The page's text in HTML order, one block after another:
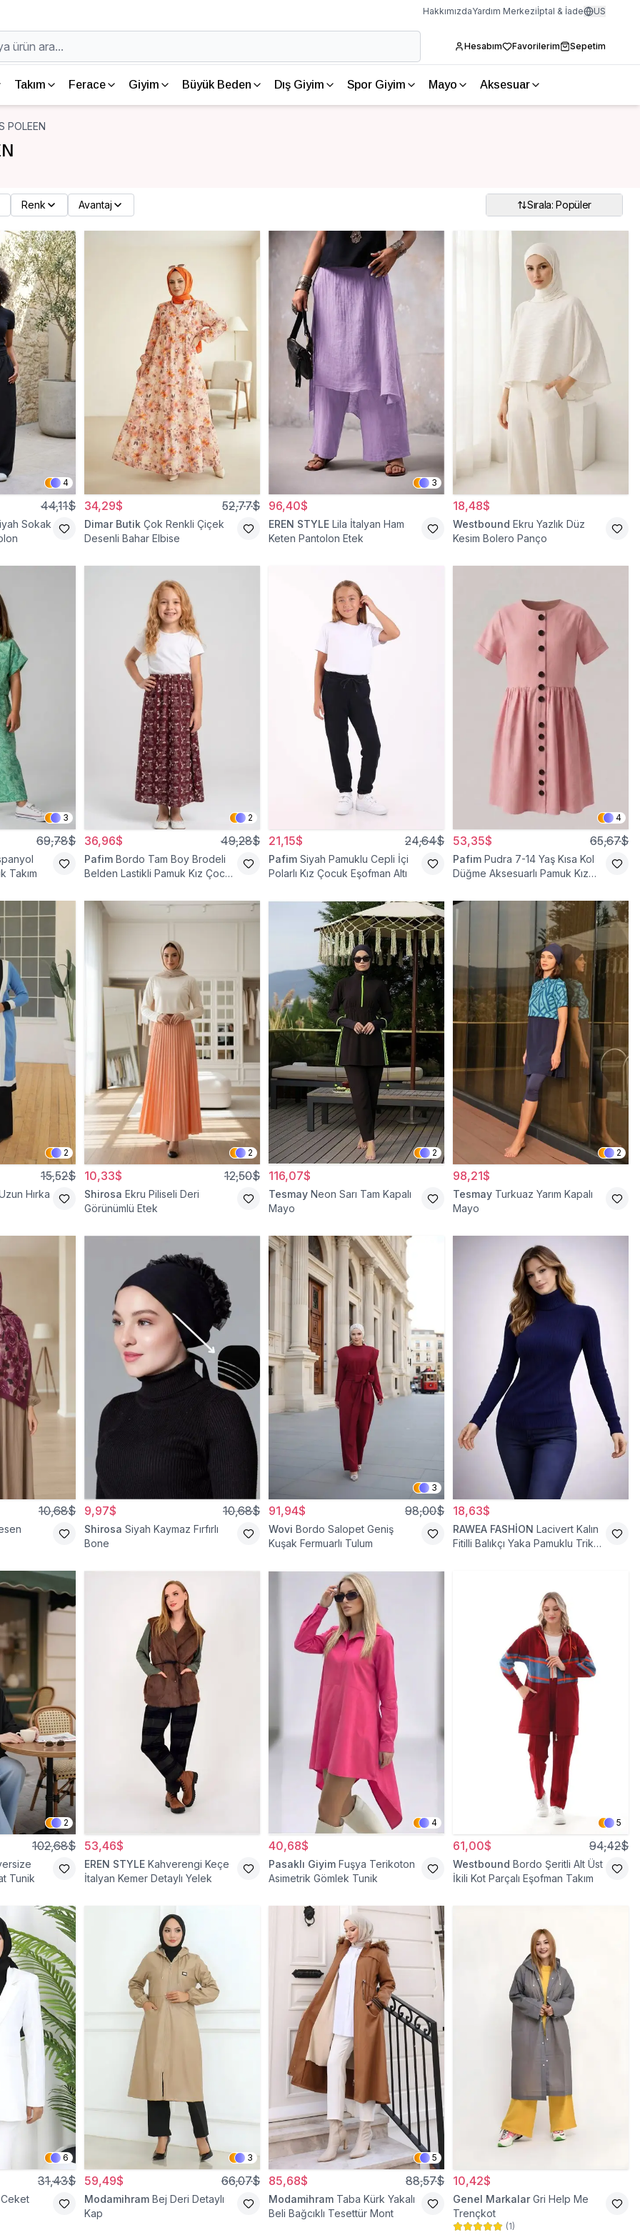
HakkımızdaYardım Merkeziİptal & İade US
Hesabım Favorilerim Sepetim
Takım Ferace Giyim Büyük Beden Dış Giyim Spor Giyim Mayo Aksesuar
POLEEN
Renk Avantaj Sırala: Popüler
4
44,11$
Sokak
34,29$ 52,77$
Dimar Butik Çok Renkli Çiçek
Desenli Bahar Elbise
3
96,40$
EREN STYLE Lila İtalyan Ham
Keten Pantolon Etek
18,48$
Westbound Ekru Yazlık Düz
Kesim Bolero Panço
3
69,78$
Takım
2
36,96$ 49,28$
Pafim Bordo Tam Boy Brodeli
Belden Lastikli Pamuk Kız Çocuk
21,15$ 24,64$
Pafim Siyah Pamuklu Cepli İçi
Polarlı Kız Çocuk Eşofman Altı
4
53,35$ 65,67$
Pafim Pudra 7-14 Yaş Kısa Kol
Düğme Aksesuarlı Pamuk Kız
2
15,52$
Hırka
2
10,33$ 12,50$
Shirosa Ekru Piliseli Deri
Görünümlü Etek
2
116,07$
Tesmay Neon Sarı Tam Kapalı
Mayo
2
98,21$
Tesmay Turkuaz Yarım Kapalı
Mayo
10,68$ 9,97$ 10,68$
Shirosa Siyah Kaymaz Fırfırlı
Bone
3
91,94$ 98,00$
Wovi Bordo Salopet Geniş
Kuşak Fermuarlı Tulum
18,63$
RAWEA FASHİON Lacivert Kalın
Fitilli Balıkçı Yaka Pamuklu Triko
2
102,68$
Tunik
53,46$
EREN STYLE Kahverengi Keçe
İtalyan Kemer Detaylı Yelek
4
40,68$
Pasaklı Giyim Fuşya Terikoton
Asimetrik Gömlek Tunik
5
61,00$ 94,42$
Westbound Bordo Şeritli Alt Üst
İkili Kot Parçalı Eşofman Takım
6
31,43$
3
59,49$ 66,07$
Modamihram Bej Deri Detaylı
Kap
5
85,68$ 88,57$
Modamihram Taba Kürk Yakalı
Beli Bağcıklı Tesettür Mont
10,42$
Genel Markalar Gri Help Me
Trençkot
(1)